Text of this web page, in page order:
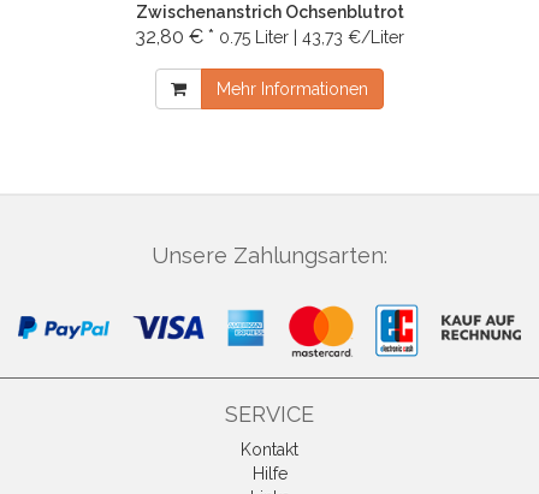
Zwischenanstrich Ochsenblutrot
32,80 € * 0.75 Liter | 43,73 €/Liter
Mehr Informationen
Unsere Zahlungsarten:
SERVICE
Kontakt
Hilfe